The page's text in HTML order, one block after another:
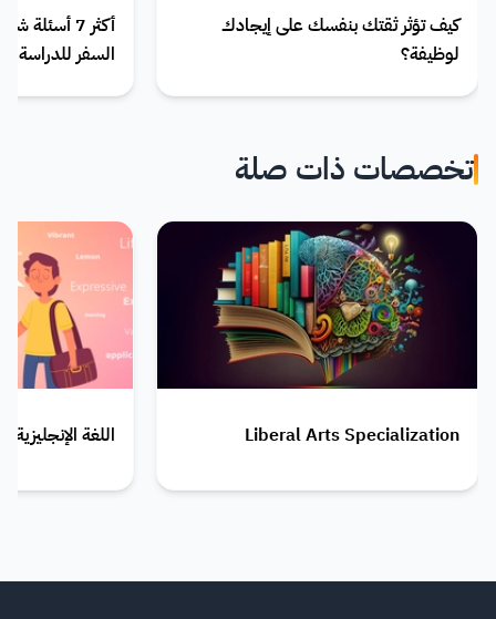
كيف تؤثر ثقتك بنفسك على إيجادك
لوظيفة؟
أكثر 7
السفر للدراسة
تخصصات ذات صلة
Liberal Arts Specialization اللغة الإنجليزية - English Language